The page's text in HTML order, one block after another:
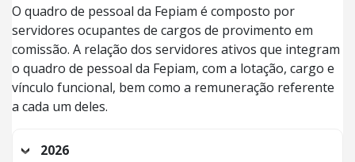
O quadro de pessoal da Fepiam é composto por
servidores ocupantes de cargos de provimento em
comissão. A relação dos servidores ativos que integram
o quadro de pessoal da Fepiam, com a lotação, cargo e
vínculo funcional, bem como a remuneração referente
a cada um deles.
2026